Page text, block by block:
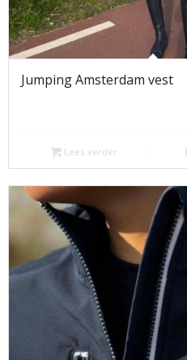
Jumping Amsterdam vest
Lees verder